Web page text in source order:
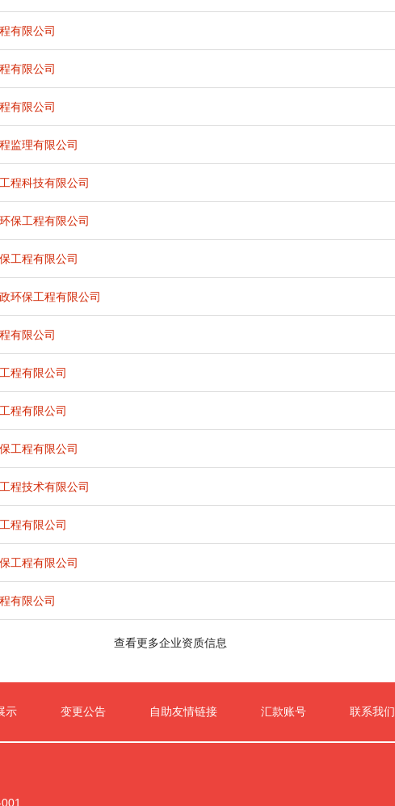
有限公司
有限公司
有限公司
监理有限公司
程科技有限公司
保工程有限公司
工程有限公司
环保工程有限公司
有限公司
程有限公司
程有限公司
工程有限公司
程技术有限公司
程有限公司
工程有限公司
有限公司
查看更多企业资质信息
示 变更公告 自助友情链接 汇款账号 联系我们